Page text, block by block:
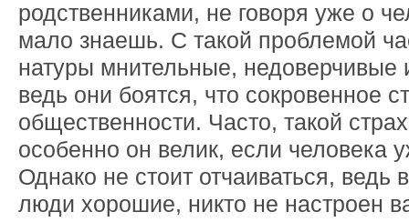
родственниками, не говоря уже о
мало знаешь. С такой проблемой
натуры мнительные, недоверчивые
ведь они боятся, что сокровенное
общественности. Часто, такой
особенно он велик, если человека
Однако не стоит отчаиваться, ведь
люди хорошие, никто не настроен